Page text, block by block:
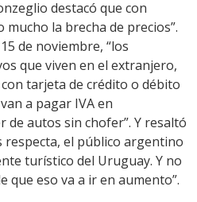
destacó que con
la brecha de precios”.
de noviembre, “los
que viven en el extranjero,
tarjeta de crédito o débito
a pagar IVA en
autos sin chofer”. Y resaltó
respecta, el público argentino
turístico del Uruguay. Y no
que eso va a ir en aumento”.